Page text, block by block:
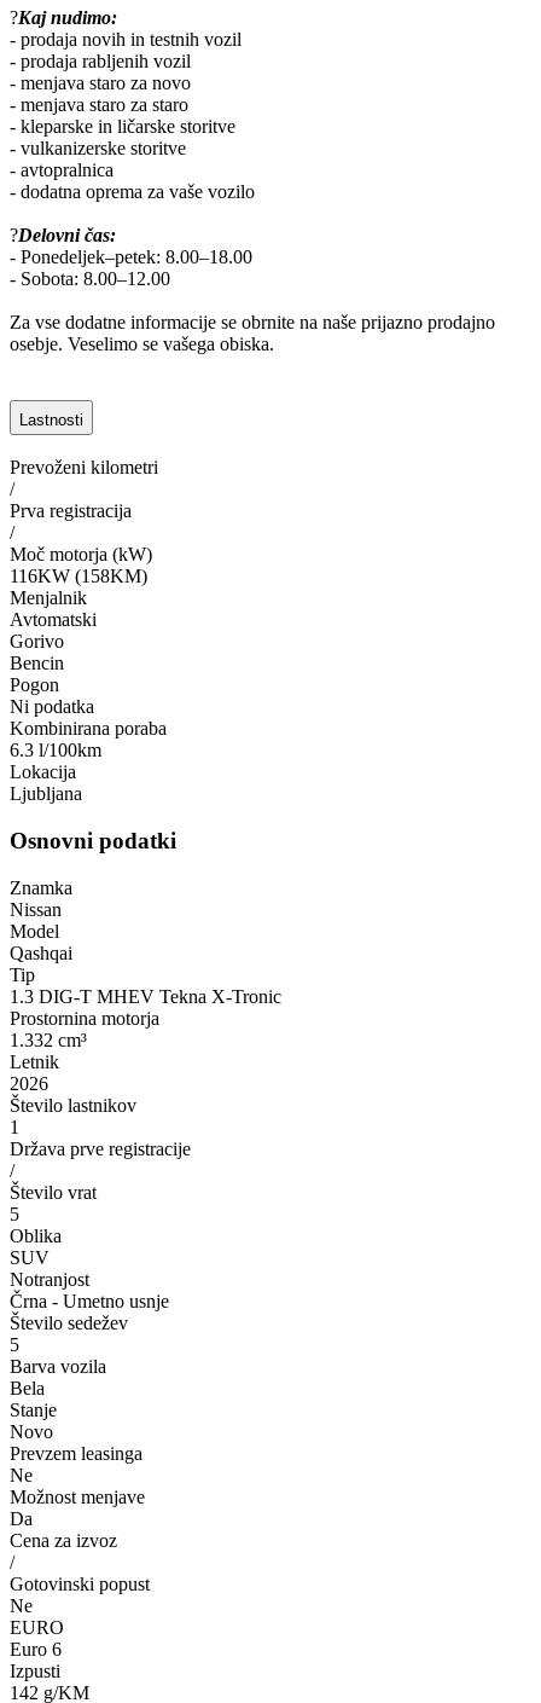
?Kaj nudimo:
- prodaja novih in testnih vozil
- prodaja rabljenih vozil
- menjava staro za novo
- menjava staro za staro
- kleparske in ličarske storitve
- vulkanizerske storitve
- avtopralnica
- dodatna oprema za vaše vozilo
?Delovni čas:
- Ponedeljek–petek: 8.00–18.00
- Sobota: 8.00–12.00
Za vse dodatne informacije se obrnite na naše prijazno prodajno
osebje. Veselimo se vašega obiska.
Lastnosti
Prevoženi kilometri
/
Prva registracija
/
Moč motorja (kW)
116KW (158KM)
Menjalnik
Avtomatski
Gorivo
Bencin
Pogon
Ni podatka
Kombinirana poraba
6.3 l/100km
Lokacija
Ljubljana
Osnovni podatki
Znamka
Nissan
Model
Qashqai
Tip
1.3 DIG-T MHEV Tekna X-Tronic
Prostornina motorja
1.332 cm³
Letnik
2026
Število lastnikov
1
Država prve registracije
/
Število vrat
5
Oblika
SUV
Notranjost
Črna - Umetno usnje
Število sedežev
5
Barva vozila
Bela
Stanje
Novo
Prevzem leasinga
Ne
Možnost menjave
Da
Cena za izvoz
/
Gotovinski popust
Ne
EURO
Euro 6
Izpusti
142 g/KM